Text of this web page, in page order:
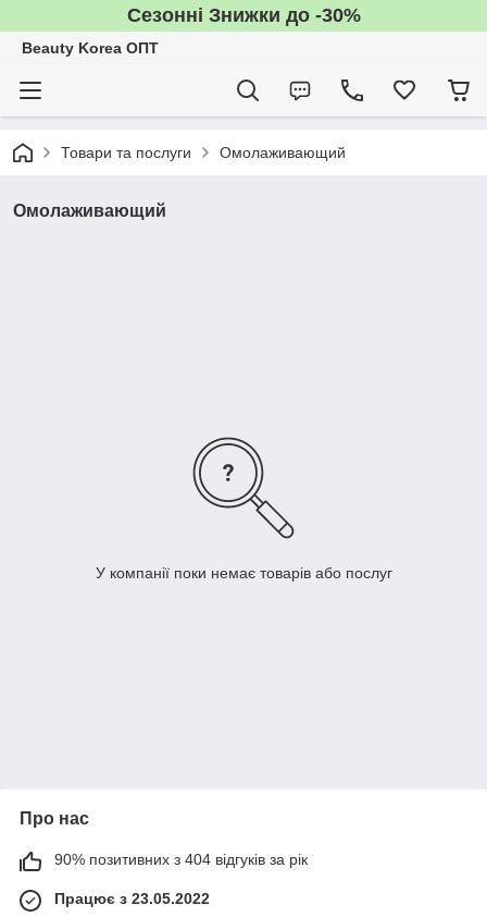
Сезонні Знижки до -30%
Beauty Korea ОПТ
Товари та послуги Омолаживающий
Омолаживающий
У компанії поки немає товарів або послуг
Про нас
90% позитивних з 404 відгуків за рік
Працює з 23.05.2022